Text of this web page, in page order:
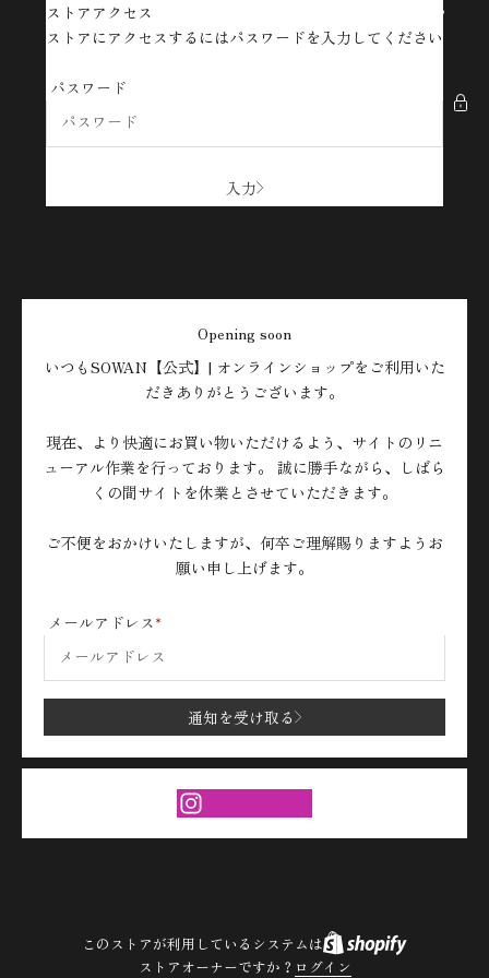
コンテンツへスキップ
SOWAN【公式】| オンラインショップ
ストアアクセス
ストアにアクセスするにはパスワードを入力してください
パスワード
入力
Opening soon
いつもSOWAN【公式】| オンラインショップをご利用いた
だきありがとうございます。
現在、より快適にお買い物いただけるよう、サイトのリニ
ューアル作業を行っております。 誠に勝手ながら、しばら
くの間サイトを休業とさせていただきます。
ご不便をおかけいたしますが、何卒ご理解賜りますようお
願い申し上げます。
メールアドレス
通知を受け取る
このストアが利用しているシステムは
ストアオーナーですか？ ログイン